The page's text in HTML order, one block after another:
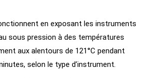
en exposant les instruments
sous pression à des températures
aux alentours de 121°C pendant
selon le type d’instrument.